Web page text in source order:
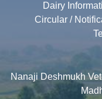
Dairy
Circular /
Nanaji Deshmukh